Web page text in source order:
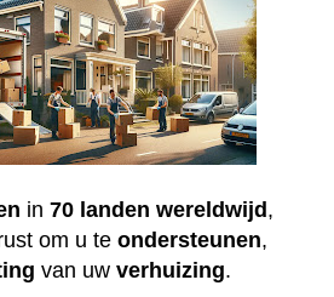
in 70 landen wereldwijd,
om u te ondersteunen,
van uw verhuizing.